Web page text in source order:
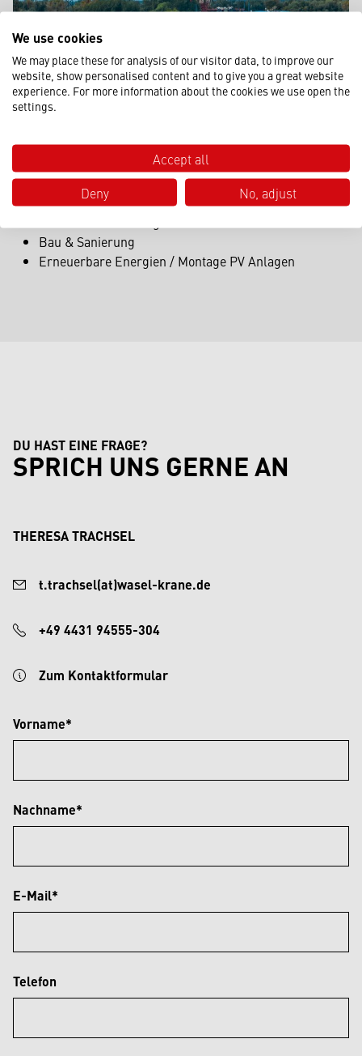
Kleine Infrastrukturprojekte
Projekte in der Industrie
Bau & Sanierung
Erneuerbare Energien / Montage PV Anlagen
DU HAST EINE FRAGE?
SPRICH UNS GERNE AN
THERESA TRACHSEL
t.trachsel(at)wasel-krane.de
+49 4431 94555-304
Zum Kontaktformular
Vorname*
Nachname*
E-Mail*
Telefon
We use cookies
We may place these for analysis of our visitor data, to improve our
website, show personalised content and to give you a great website
experience. For more information about the cookies we use open the
settings.
Accept all
Deny
No, adjust